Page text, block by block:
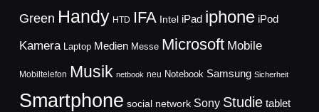
Green Handy HTD IFA Intel iPad iphone iPod
Kamera Laptop Medien Messe Microsoft Mobile
Mobiltelefon Musik netbook neu Notebook Samsung Sicherheit
Smartphone social network Sony Studie tablet